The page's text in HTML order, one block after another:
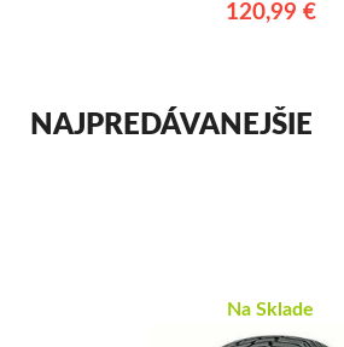
120,99 €
NAJPREDÁVANEJŠIE
Na Sklade